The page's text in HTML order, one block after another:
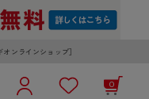
ンラインショップ］
0